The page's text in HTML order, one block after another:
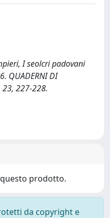
I seolcri padovani
QUADERNI DI
23, 227-228.
prodotto.
da copyright e